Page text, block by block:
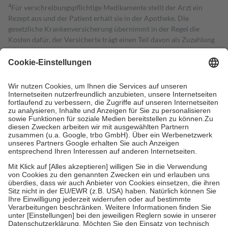
4Für verschreibungspflichtige Medikamente stellt der Arzt ein
Rezept aus und der Patient erhält sie in der Apotheke. Die
gesetzliche Krankenversicherung übernimmt in der Regel die
Kosten dafür, der Versicherte trägt einen Teil davon als Zuzahlung
mit.
Grundsätzlich leisten Mitglieder Zuzahlungen in Höhe von zehn
höchstens zehn Euro.
Es sind jedoch nie mehr als die tatsächlichen
Kosten der Leistung zu entrichten.
Diese Regeln gelten grundsätzlich auch für Online-Apotheken.
Bei Heilmitteln und häuslicher Krankenpflege beträgt die
Zuzahlung zehn Prozent der Kosten sowie zehn Euro je
Verordnung.
Um das Engagement der Versicherten für ihre eigene Gesundheit zu
stärken und die besondere Stellung der Familie zu unterstützen,
fallenkeine Zuzahlungenan bei:
• Kindern und Jugendlichen bis zum vollendeten 18. Lebensjahr
mit Ausnahme der Fahrkosten
• Untersuchungen zur Vorsorge und Früherkennung, die von der
GKV getragen werden
• empfohlenen Schutzimpfungen